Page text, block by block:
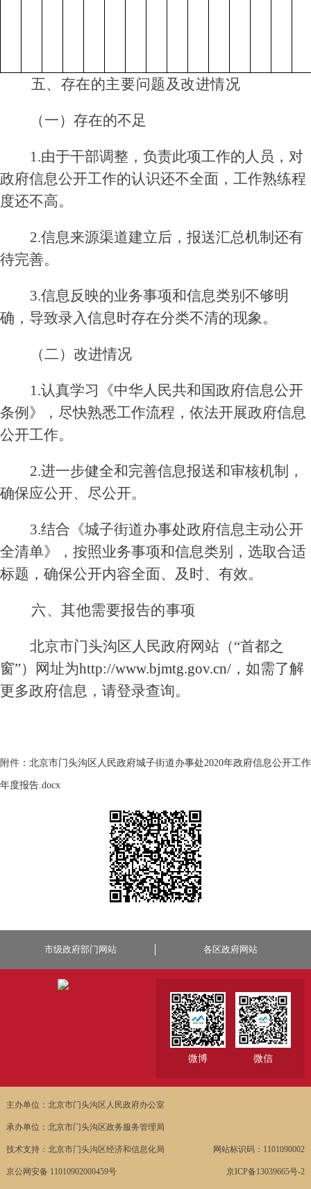
五、存在的主要问题及改进情况
（一）存在的不足
1.由于干部调整，负责此项工作的人员，对
政府信息公开工作的认识还不全面，工作熟练程
度还不高。
2.信息来源渠道建立后，报送汇总机制还有
待完善。
3.信息反映的业务事项和信息类别 不够明
确， 导致录入信息时存在分类不清的现象。
（二）改进情况
1.认真学习
《中华人民共和国政府信息公开
条例》
， 尽快熟悉工作流程， 依法开展政府信息
公开工作。
2.进一步健全和完善信息报送和审核机制，
确保应公开、尽公开。
3.结合《城子街道办事处政府信息主动公开
全清单》
，按照业务事项和信息类别，选取合适
标题，确保公开内容全面、及时、有效。
六、其他需要报告的事项
北京市门头沟区人民政府网站（“首都之
窗”）网址为http://www.bjmtg.gov.cn/ ，如需了解
更多政府信息，请登录查询。
附件： 北京市门头沟区人民政府城子街道办事处2020年政府信息公开工作
年度报告.docx
市级政府部门网站 各区政府网站
微博 微信
主办单位：北京市门头沟区人民政府办公室
承办单位：北京市门头沟区政务服务管理局
技术支持：北京市门头沟区经济和信息化局 网站标识码：1101090002
京公网安备 11010902000459号 京ICP备13039665号-2